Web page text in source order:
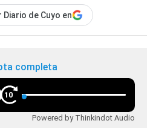
Diario de Cuyo en
completa
10
Powered by Thinkindot Audio